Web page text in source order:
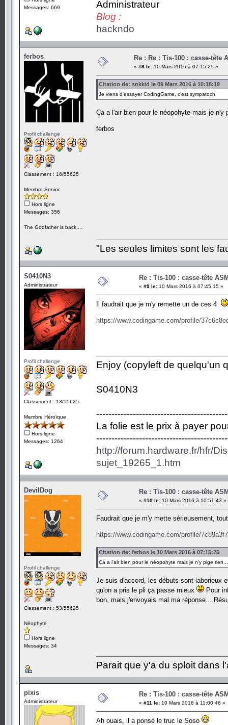
Messages: 669
Administrateur
Blog :
hackndo
ferbos
Profil challenge
Classement : 16/55625
Membre Senior
Hors ligne
Messages: 356
The Godfather is back....
Re : Re : Tis-100 : casse-tête
« #8 le: 10 Mars 2016 à 07:15:25 »
Citation de: snkkid le 09 Mars 2016 à 10:18:19
Je viens d'essayer CodingGame, c'est sympatoch
Ça a l'air bien pour le néopohyte mais je
ferbos
"Les seules limites sont les
S0410N3
Administrateur
Profil challenge
Classement : 13/55625
Membre Héroïque
Hors ligne
Messages: 1264
Re : Tis-100 : casse-tête
« #9 le: 10 Mars 2016 à 07:45:15 »
Il faudrait que je m'y remette un de ces 4
https://www.codingame.com/profile/
Enjoy (copyleft de quelqu'un
S0410N3
La folie est le prix à payer
http://forum.hardware.fr/hfr/
sujet_19265_1.htm
DevilDog
Profil challenge
Classement : 53/55625
Néophyte
Hors ligne
Messages: 34
Re : Tis-100 : casse-tête
« #10 le: 10 Mars 2016 à 10:51:43 »
Faudrait que je m'y mette sérieusement,
https://www.codingame.com/profile/
Citation de: ferbos le 10 Mars 2016 à 07:15:25
Ça a l'air bien pour le néopohyte mais je n'y pige
Je suis d'accord, les débuts sont laborieux
qu'on a pris le pli ça passe mieux
Pour
bon, mais j'envoyais mal ma réponse...
Parait que y'a du sploit dans
pixis
Administrateur
Re : Tis-100 : casse-tête
« #11 le: 10 Mars 2016 à 11:00:46 »
Ah ouais, il a ponsé le truc le Soso